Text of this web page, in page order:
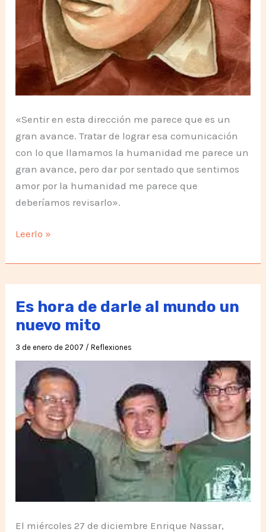
«Sentir en esta dirección me parece que es un
gran avance. Tratar de lograr esa comunicación
con lo que llamamos la humanidad me parece un
gran avance, pero dar por sentado que sentimos
amor por la humanidad me parece que
deberíamos revisarlo».
Sobre
AMOR
a
la
Leerlo »
Es hora de darle al mundo un
nuevo mito
3 de enero de 2007 /Reflexiones
El miércoles 27 de diciembre Enrique Nassar,